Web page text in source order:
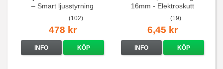
– Smart ljusstyrning
(102)
478 kr
INFO KÖP
16mm - Elektroskutt
(19)
6,45 kr
INFO KÖP